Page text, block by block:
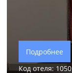
Подробнее
Код отеля: 1050